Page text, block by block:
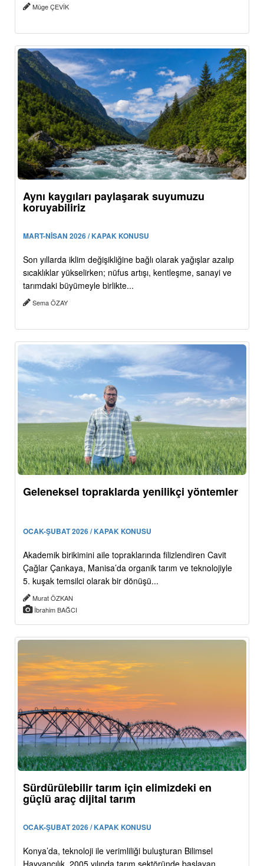
Müge ÇEVİK
Aynı kaygıları paylaşarak suyumuzu
koruyabiliriz
MART-NİSAN 2026 / KAPAK KONUSU
Son yıllarda iklim değişikliğine bağlı olarak yağışlar azalıp
sıcaklıklar yükselirken; nüfus artışı, kentleşme, sanayi ve
tarımdaki büyümeyle birlikte...
Sema ÖZAY
Geleneksel topraklarda yenilikçi yöntemler
OCAK-ŞUBAT 2026 / KAPAK KONUSU
Akademik birikimini aile topraklarında filizlendiren Cavit
Çağlar Çankaya, Manisa’da organik tarım ve teknolojiyle
5. kuşak temsilci olarak bir dönüşü...
Murat ÖZKAN
İbrahim BAĞCI
Sürdürülebilir tarım için elimizdeki en
güçlü araç dijital tarım
OCAK-ŞUBAT 2026 / KAPAK KONUSU
Konya’da, teknoloji ile verimliliği buluşturan Bilimsel
Hayvancılık, 2005 yılında tarım sektöründe başlayan